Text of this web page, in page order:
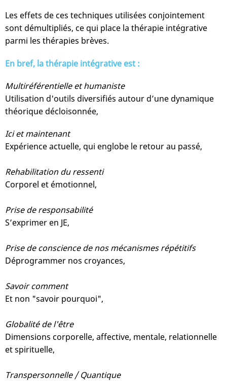
Les effets de ces techniques utilisées conjointement
sont démultipliés, ce qui place la thérapie intégrative
parmi les thérapies brèves.
En bref, la thérapie intégrative est :
Multiréférentielle et humaniste
Utilisation d'outils diversifiés autour d’une dynamique
théorique décloisonnée,
Ici et maintenant
Expérience actuelle, qui englobe le retour au passé,
Rehabilitation du ressenti
Corporel et émotionnel,
Prise de responsabilité
S’exprimer en JE,
Prise de conscience de nos mécanismes répétitifs
Déprogrammer nos croyances,
Savoir comment
Et non "savoir pourquoi",
Globalité de l'être
Dimensions corporelle, affective, mentale, relationnelle
et spirituelle,
Transpersonnelle / Quantique